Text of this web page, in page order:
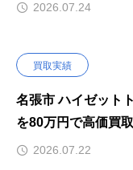
2026.07.24
買取実績
名張市 ハイゼットトラック｜2020年式 2,925km 極上車
を80万円で高価買
2026.07.22